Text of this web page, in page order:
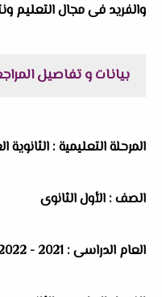
والفريد فى مجال التعليم
بيانات و تفاصيل
المرحلة التعليمية : الثانوية
الصف : الأول الثانوى
العام الدراسى : 2021 - 2022